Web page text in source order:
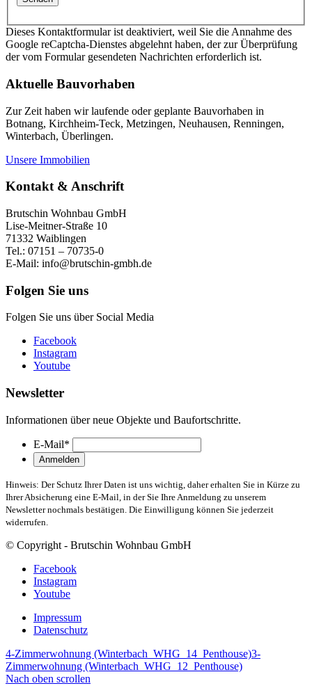
Dieses Kontaktformular ist deaktiviert, weil Sie die Annahme des
Google reCaptcha-Dienstes abgelehnt haben, der zur Überprüfung
der vom Formular gesendeten Nachrichten erforderlich ist.
Aktuelle Bauvorhaben
Zur Zeit haben wir laufende oder geplante Bauvorhaben in
Botnang, Kirchheim-Teck, Metzingen, Neuhausen, Renningen,
Winterbach, Überlingen.
Unsere Immobilien
Kontakt & Anschrift
Brutschin Wohnbau GmbH
Lise-Meitner-Straße 10
71332 Waiblingen
Tel.: 07151 – 70735-0
E-Mail: info@brutschin-gmbh.de
Folgen Sie uns
Folgen Sie uns über Social Media
Facebook
Instagram
Youtube
Newsletter
Informationen über neue Objekte und Baufortschritte.
E-Mail*
Hinweis: Der Schutz Ihrer Daten ist uns wichtig, daher erhalten Sie in Kürze zu
Ihrer Absicherung eine E-Mail, in der Sie Ihre Anmeldung zu unserem
Newsletter nochmals bestätigen. Die Einwilligung können Sie jederzeit
widerrufen.
© Copyright - Brutschin Wohnbau GmbH
Facebook
Instagram
Youtube
Impressum
Datenschutz
4-Zimmerwohnung (Winterbach_WHG_14_Penthouse)3-
Zimmerwohnung (Winterbach_WHG_12_Penthouse)
Nach oben scrollen